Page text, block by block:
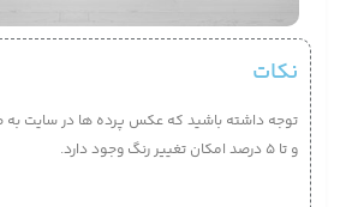
نکات
توجه داشته باشید که عکس پرده ها در سایت به
و تا 5 درصد امکان تغییر رنگ وجود دارد.